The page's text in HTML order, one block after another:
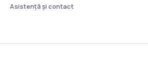
Asistenţă şi contact